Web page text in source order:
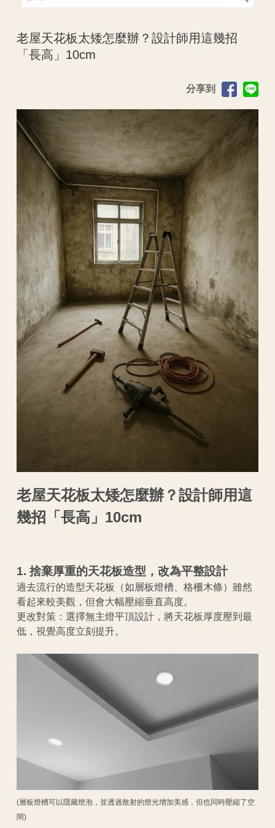
老屋天花板太矮怎麼辦？設計師用這幾招
「長高」10cm
分享到
老屋天花板太矮怎麼辦？設計師用這
幾招「長高」10cm
1. 捨棄厚重的天花板造型，改為平整設計
過去流行的造型天花板（如層板燈槽、格柵木條）雖然
看起來較美觀，但會大幅壓縮垂直高度。
更改對策：選擇無主燈平頂設計，將天花板厚度壓到最
低，視覺高度立刻提升。
(層板燈槽可以隱藏燈泡，並透過散射的燈光增加美感，但也同時壓縮了空
間)